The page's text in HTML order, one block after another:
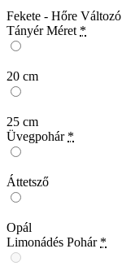
Fekete - Hőre Változó
Tányér Méret *
20 cm
25 cm
Üvegpohár *
Áttetsző
Opál
Limonádés Pohár *